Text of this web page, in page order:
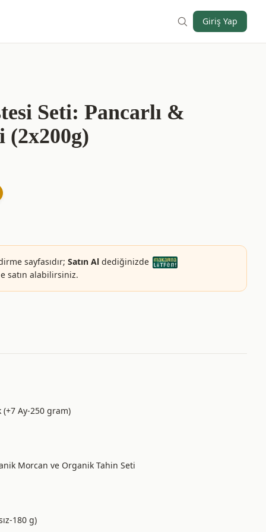
Giriş Yap
Seti: Pancarlı &
(2x200g)
sayfasıdır; Satın Al dediğinizde
satın alabilirsiniz.
Ay-250 gram)
Morcan ve Organik Tahin Seti
180 g)